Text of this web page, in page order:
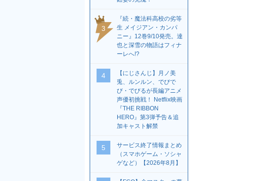
3
『続・魔法科高校の劣等
生 メイジアン・カンパ
ニー』12巻9/10発売。達
也と深雪の物語はフィナ
ーレへ!?
4
【にじさんじ】月ノ美
兎、ルンルン、でびで
び・でびるが長編アニメ
声優初挑戦！ Netflix映画
『THE RIBBON
HERO』第3弾予告＆追
加キャスト解禁
5
サービス終了情報まとめ
（スマホゲーム・ソシャ
ゲなど）【2026年8月】